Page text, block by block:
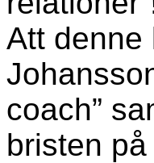
Att denne
coach”
bristen